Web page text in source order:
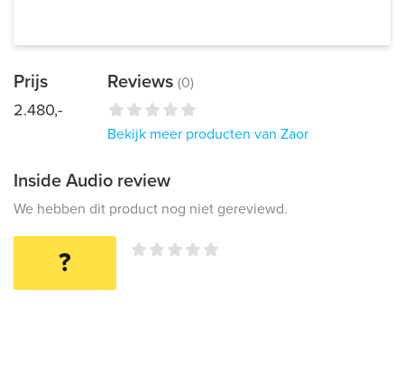
Prijs
2.480,-
Reviews (0)
Bekijk meer producten van Zaor
Inside Audio review
We hebben dit product nog niet gereviewd.
?